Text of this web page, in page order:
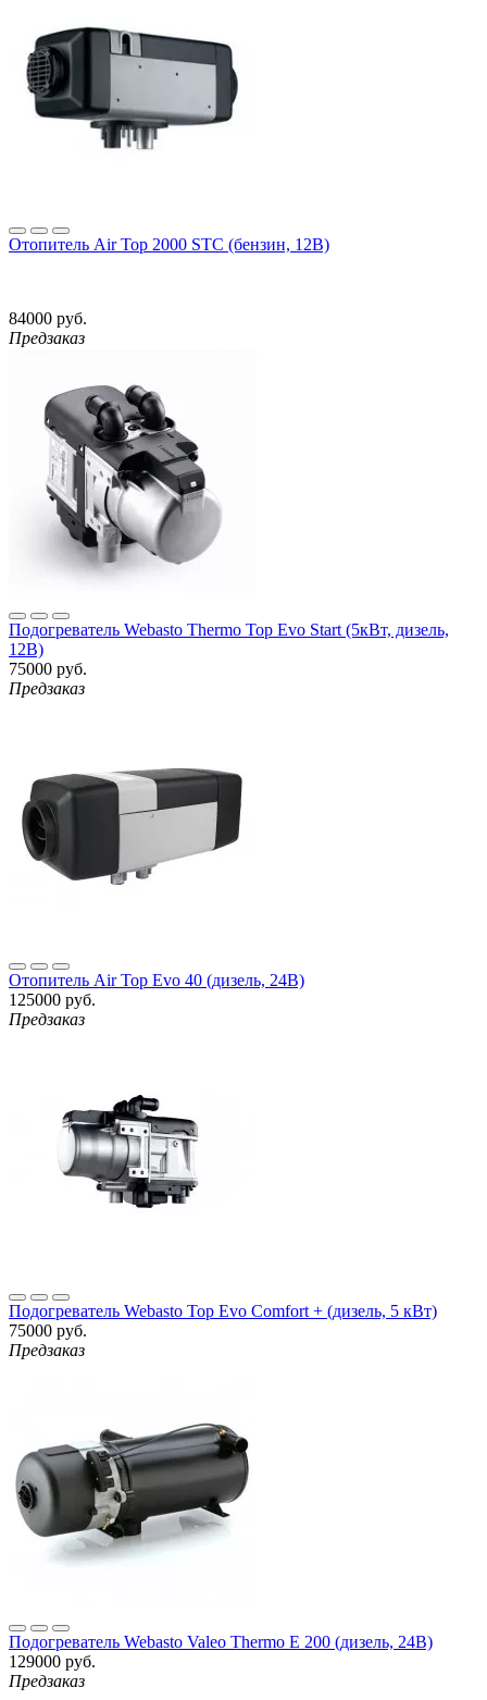
Отопитель Air Top 2000 STC (бензин, 12В)
84000 руб.
Предзаказ
Подогреватель Webasto Thermo Top Evo Start (5кВт, дизель,
12В)
75000 руб.
Предзаказ
Отопитель Air Top Evo 40 (дизель, 24В)
125000 руб.
Предзаказ
Подогреватель Webasto Top Evo Comfort + (дизель, 5 кВт)
75000 руб.
Предзаказ
Подогреватель Webasto Valeo Thermo E 200 (дизель, 24В)
129000 руб.
Предзаказ